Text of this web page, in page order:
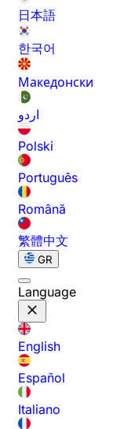
日本語
한국어
Македонски
اردو
Polski
Português
Română
繁體中文
GR
Language
English
Español
Italiano